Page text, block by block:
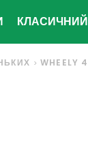
КЛАСИЧНИЙ
WHEELY 4